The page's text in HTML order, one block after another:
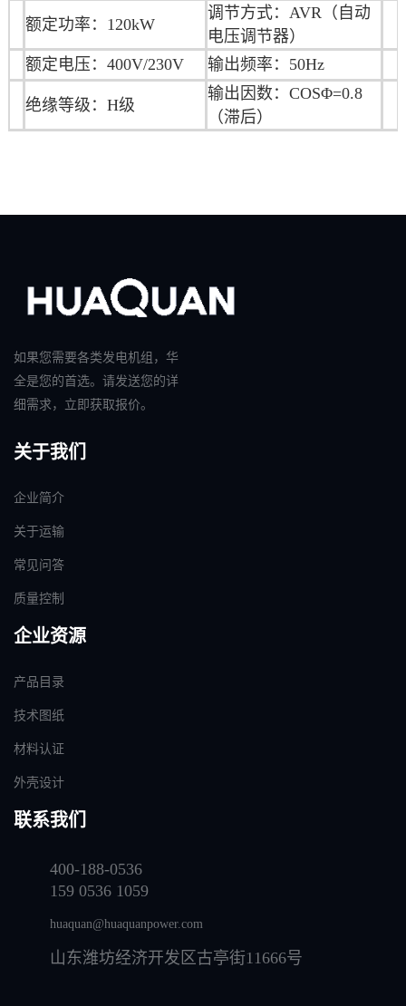
额定功率：120kW
调节方式：AVR（自动
电压调节器）
额定电压：400V/230V
输出频率：50Hz
绝缘等级：H级
输出因数：COSΦ=0.8
（滞后）
如果您需要各类发电机组，华
全是您的首选。请发送您的详
细需求，立即获取报价。
关于我们
企业简介
关于运输
常见问答
质量控制
企业资源
产品目录
技术图纸
材料认证
外壳设计
联系我们
400-188-0536
159 0536 1059
huaquan@huaquanpower.com
山东潍坊经济开发区古亭街11666号